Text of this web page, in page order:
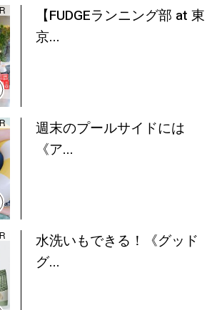
【FUDGEランニング部 at 東
京...
週末のプールサイドには
《ア...
水洗いもできる！《グッド
グ...